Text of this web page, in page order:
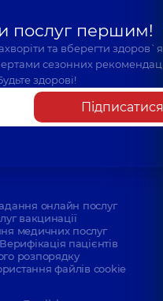
послуг першим!
та вберегти
сезонних
здорові!
Підписатися
онлайн послуг
вакцинації
медичних послуг
Верифікація пацієнтів
розпорядку
файлів cookie